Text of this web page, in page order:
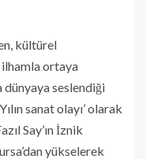
kültürel
ilhamla ortaya
dünyaya seslendiği
sanat olayı’ olarak
Say’ın İznik
yükselerek